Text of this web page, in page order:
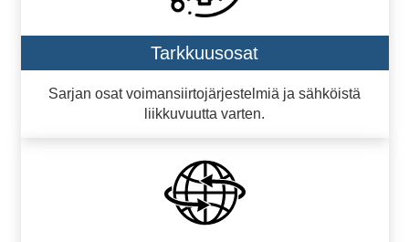
Tarkkuusosat
Sarjan osat voimansiirtojärjestelmiä ja sähköistä
liikkuvuutta varten.